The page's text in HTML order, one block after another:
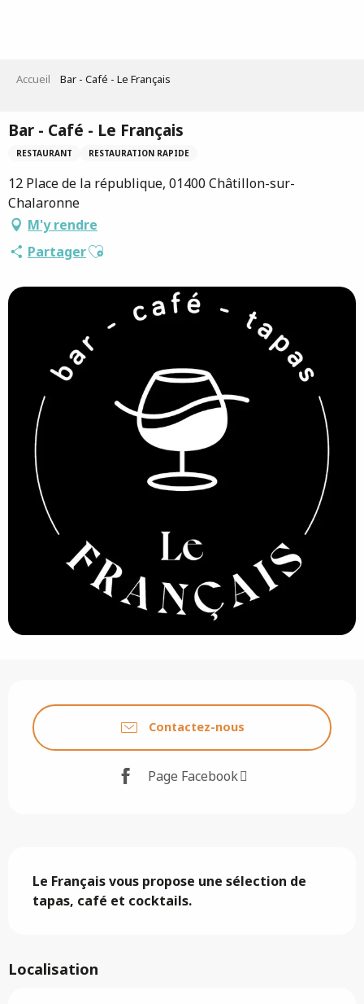
Accueil Bar - Café - Le Français
Bar - Café - Le Français
RESTAURANT RESTAURATION RAPIDE
12 Place de la république, 01400 Châtillon-sur-
Chalaronne
M'y rendre
PartagerAjouter aux favoris
Contactez-nous
Page Facebook
Le Français vous propose une sélection de
tapas, café et cocktails.
Localisation